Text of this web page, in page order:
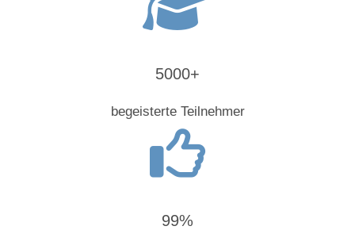
5000+
begeisterte Teilnehmer
99%